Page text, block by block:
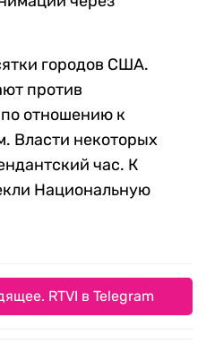
городов США.
против
отношению к
Власти некоторых
час. К
Национальную
RTVI в Telegram